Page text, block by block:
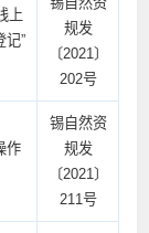
上
记”
规发
〔2021〕
202号
作
锡自然资
规发
〔2021〕
211号